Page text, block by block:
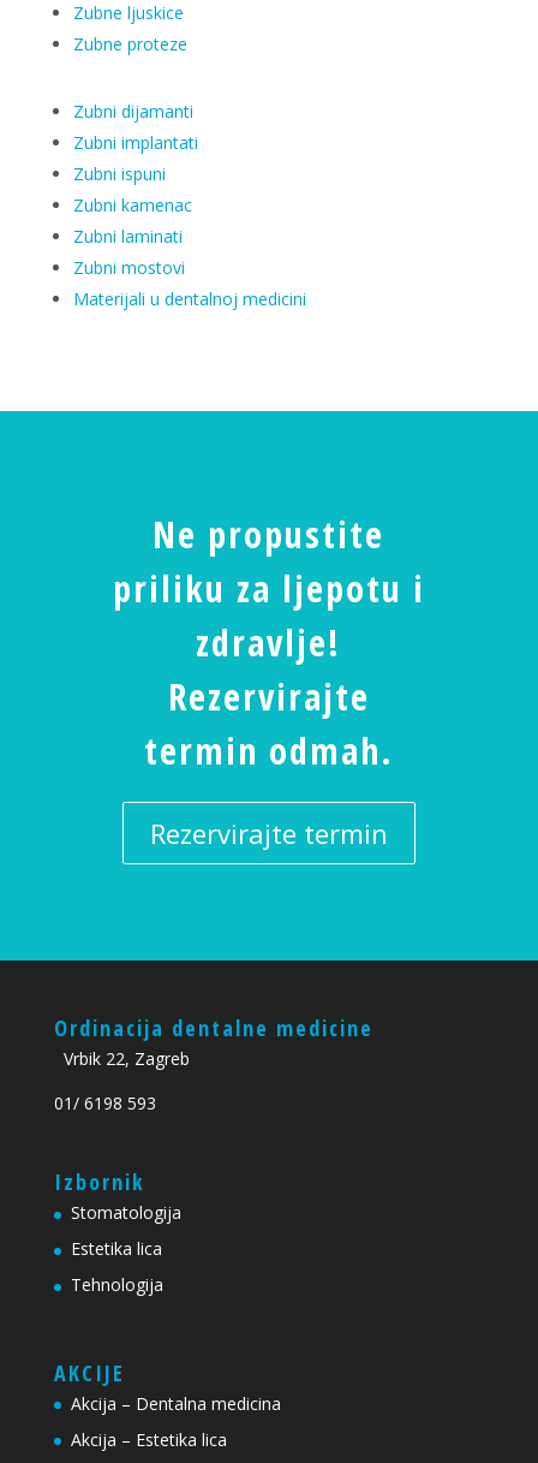
Zubne ljuskice
Zubne proteze
Zubni dijamanti
Zubni implantati
Zubni ispuni
Zubni kamenac
Zubni laminati
Zubni mostovi
Materijali u dentalnoj medicini
Ne propustite
priliku za ljepotu i
zdravlje!
Rezervirajte
termin odmah.
Rezervirajte termin
Ordinacija dentalne medicine
Vrbik 22, Zagreb
01/ 6198 593
Izbornik
Stomatologija
Estetika lica
Tehnologija
AKCIJE
Akcija – Dentalna medicina
Akcija – Estetika lica